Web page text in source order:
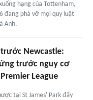
hạng của Tottenham,
đang phá vỡ mọi quy luật
Anh.
Newcastle:
trước nguy cơ
League
tại St James' Park đẩy